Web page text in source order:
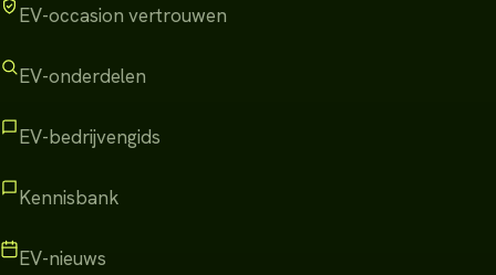
EV-occasion vertrouwen
EV-onderdelen
EV-bedrijvengids
Kennisbank
EV-nieuws